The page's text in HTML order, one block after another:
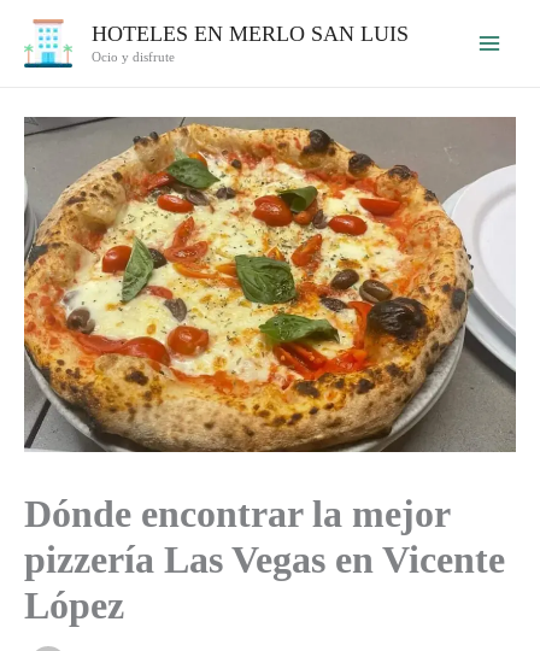
HOTELES EN MERLO SAN LUIS
Ocio y disfrute
Dónde encontrar la mejor
pizzería Las Vegas en Vicente
López